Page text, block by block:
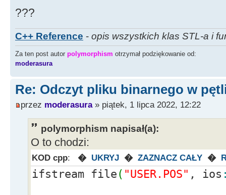
Edit34
Pliku!";
return;
}
???
C++ Reference - opis wszystkich klas STL-a i
Za ten post autor polymorphism otrzymał podziękowanie od:
moderasura
Re: Odczyt pliku binarnego w
przez moderasura» piątek, 1 lipca 2022, 12:22
polymorphism napisał(a):
O to chodzi:
KOD cpp: � UKRYJ � ZAZNACZ CAŁY �
ifstream file ( "USER.POS" , ios